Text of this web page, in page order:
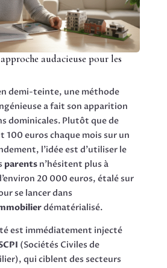
approche audacieuse pour les
demi-teinte, une méthode
a fait son apparition
dominicales. Plutôt que de
100 euros chaque mois sur un
l’idée est d’utiliser le
parentsn’hésitent plus à
20 000 euros, étalé sur
se lancer dans
dématérialisé.
est immédiatement injecté
(Sociétés Civiles de
qui ciblent des secteurs